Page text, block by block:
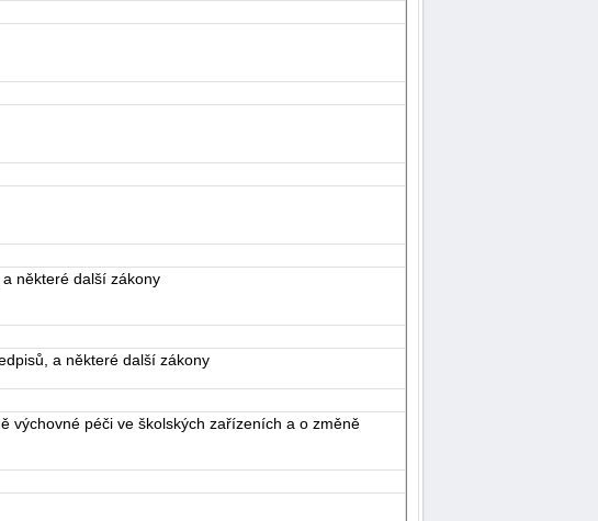
některé další zákony
a některé další zákony
výchovné péči ve školských zařízeních a o změně